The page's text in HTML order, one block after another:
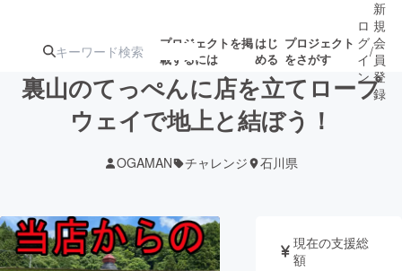
プロジェクトを掲
載するには
はじ
める
プロジェクト
をさがす
ターン
ジェクト
募集終了が近いプ
ロジェクト
アート・写真 音楽
ロ
グ
イ
ン
/
新
規
会
員
登
録
裏山のてっぺんに店を立てロープ
ウェイで地上と結ぼう！
OGAMAN チャレンジ 石川県
現在の支援総
額